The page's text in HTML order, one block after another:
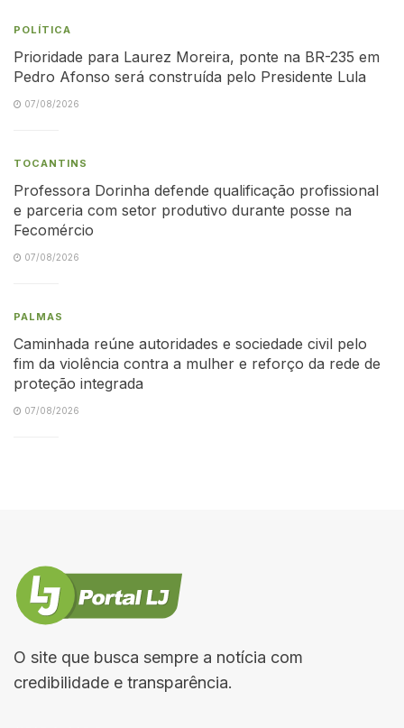
POLÍTICA
Prioridade para Laurez Moreira, ponte na BR-235 em
Pedro Afonso será construída pelo Presidente Lula
07/08/2026
TOCANTINS
Professora Dorinha defende qualificação profissional
e parceria com setor produtivo durante posse na
Fecomércio
07/08/2026
PALMAS
Caminhada reúne autoridades e sociedade civil pelo
fim da violência contra a mulher e reforço da rede de
proteção integrada
07/08/2026
O site que busca sempre a notícia com
credibilidade e transparência.